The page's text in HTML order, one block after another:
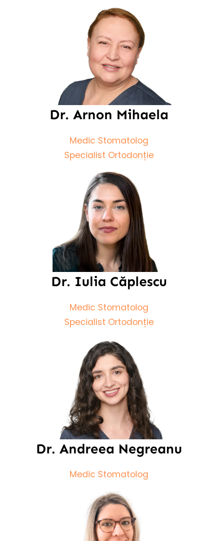
Dr. Arnon Mihaela
Medic Stomatolog
Specialist Ortodonție
Dr. Iulia Căplescu
Medic Stomatolog
Specialist Ortodonție
Dr. Andreea Negreanu
Medic Stomatolog